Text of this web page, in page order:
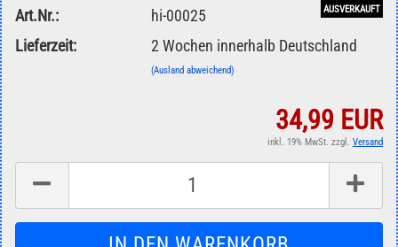
AUSVERKAUFT
Art.Nr.:
hi-00025
Lieferzeit:
2 Wochen innerhalb Deutschland
(Ausland abweichend)
34,99 EUR
inkl. 19% MwSt. zzgl. Versand